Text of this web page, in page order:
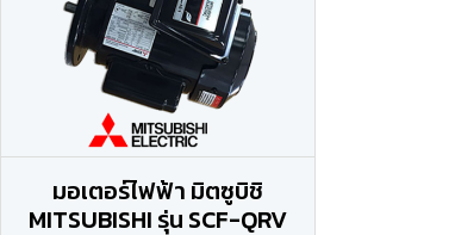
มอเตอร์ไฟฟ้า มิตซูบิชิ
MITSUBISHI รุ่น SCF-QRV